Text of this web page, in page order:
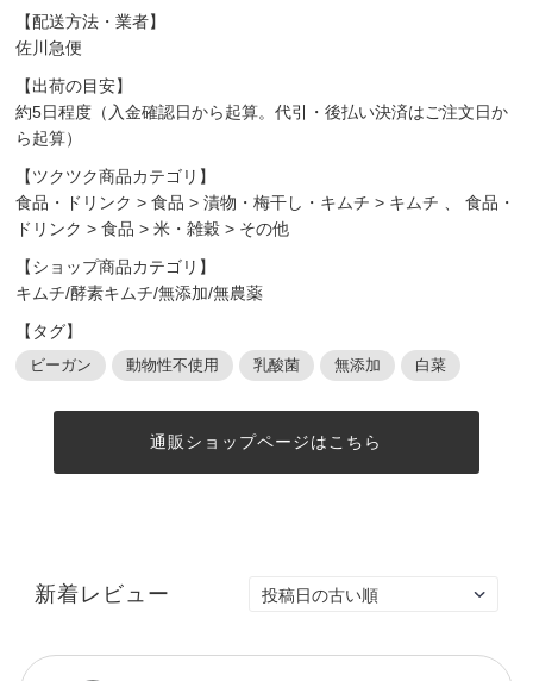
【配送方法・業者】
佐川急便
【出荷の目安】
約5日程度（入金確認日から起算。代引・後払い決済はご注文日か
ら起算）
【ツクツク商品カテゴリ】
食品・ドリンク >食品 >漬物・梅干し・キムチ > キムチ 、食品・
ドリンク >食品 >米・雑穀 > その他
【ショップ商品カテゴリ】
キムチ/酵素キムチ/無添加/無農薬
【タグ】
ビーガン 動物性不使用 乳酸菌 無添加 白菜
通販ショップページはこちら
新着レビュー